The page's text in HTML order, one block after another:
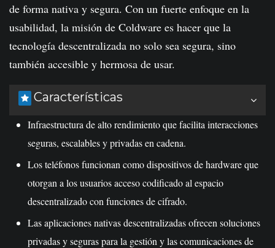
de forma nativa y segura. Con un fuerte enfoque en la
usabilidad, la misión de Coldware es hacer que la
tecnología descentralizada no solo sea segura, sino
también accesible y hermosa de usar.
Características
Infraestructura de alto rendimiento que facilita interacciones
seguras, escalables y privadas en cadena.
Los teléfonos funcionan como dispositivos de hardware que
otorgan a los usuarios acceso codificado al espacio
descentralizado con funciones de cifrado.
Las aplicaciones nativas descentralizadas ofrecen soluciones
privadas y seguras para la gestión y las comunicaciones de